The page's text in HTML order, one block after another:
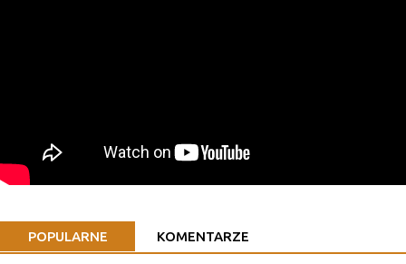
POPULARNE KOMENTARZE